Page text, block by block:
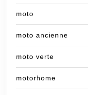
moto
moto ancienne
moto verte
motorhome